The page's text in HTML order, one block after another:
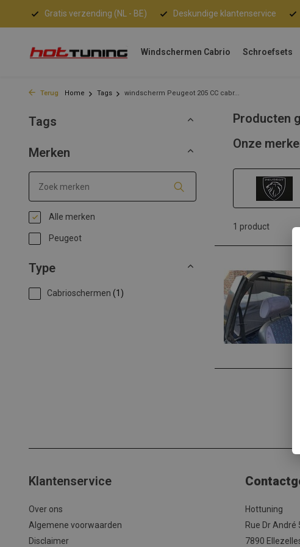
Gratis verzending (NL - BE) Deskundige klantenservice
Windschermen Cabrio Schroefsets
Terug Home Tags windscherm Peugeot 205 CC cabr...
Tags
Merken
Alle merken
Peugeot
Type
Cabrioschermen (1)
Producten
Onze
1 product
Klantenservice
Over ons
Algemene voorwaarden
Disclaimer
Hottuning
Rue Dr André
7890